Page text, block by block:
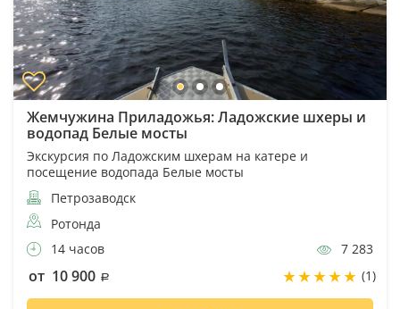
Жемчужина Приладожья: Ладожские шхеры и
водопад Белые мосты
Экскурсия по Ладожским шхерам на катере и
посещение водопада Белые мосты
Петрозаводск
Ротонда
14 часов
7 283
от 10 900 (1)